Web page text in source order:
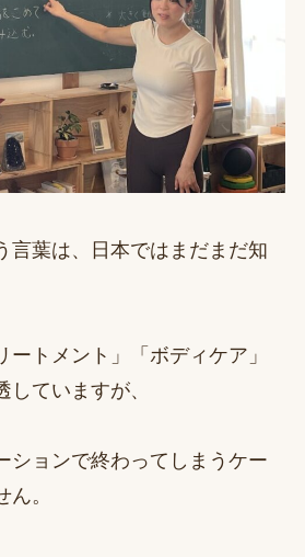
言葉は、日本ではまだまだ知
トメント」「ボディケア」
していますが、
ションで終わってしまうケー
。